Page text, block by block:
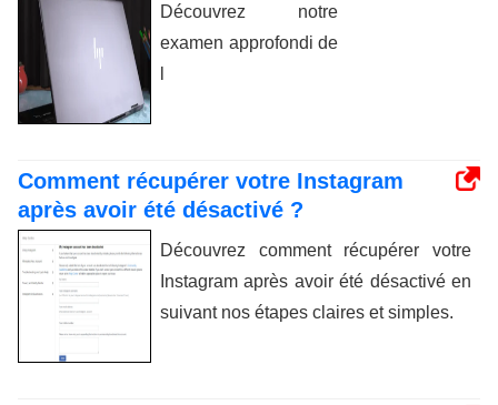
Découvrez notre
examen approfondi de
Comment récupérer votre Instagram
après avoir été désactivé ?
Découvrez comment récupérer votre
Instagram après avoir été désactivé en
suivant nos étapes claires et simples.